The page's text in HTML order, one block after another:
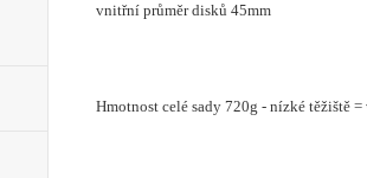
vnitřní průměr disků 45mm
Hmotnost celé sady 720g - nízké těžiště